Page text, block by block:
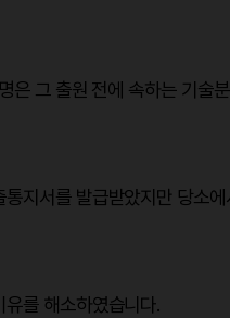
은 그 출원 전에 속하는 기술
지서를 발급받았지만 당소
를 해소하였습니다.